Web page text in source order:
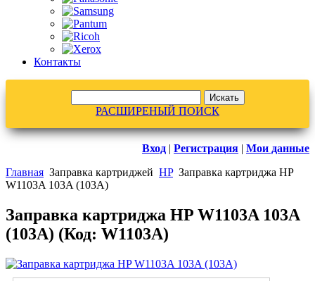
Контакты
РАСШИРЕНЫЙ ПОИСК
Вход | Регистрация | Мои данные
Главная Заправка картриджей HP Заправка картриджа HP
W1103A 103A (103A)
Заправка картриджа HP W1103A 103A
(103A) (Код: W1103A)